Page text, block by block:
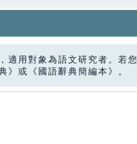
適用對象為語文研究者。若
》或《國語辭典簡編本》。